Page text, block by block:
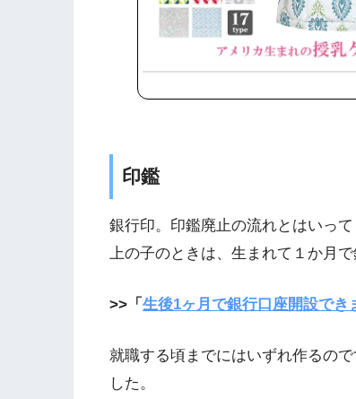
印鑑
銀行印。印鑑廃止の流れとはいっ
上の子のときは、生まれて１か月で
>>「 生後1ヶ月で銀行口座開設でき
就職する頃までにはいずれ作るの
した。